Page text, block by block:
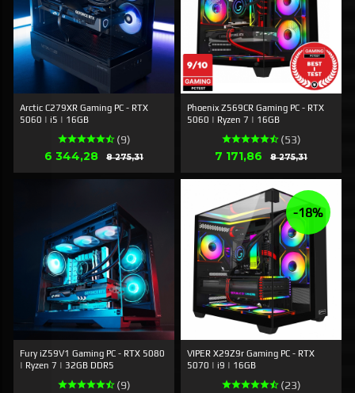
Arctic C279XR Gaming PC - RTX
5060 | i5 | 16GB
(9)
Tilbud
6 344,28 8 275,31Rabat
Phoenix Z569CR Gaming PC - RTX
5060 | Ryzen 7 | 16GB
(53)
Tilbud
7 171,86 8 275,31Rabat
Fury iZ59V1 Gaming PC - RTX 5080
| Ryzen 7 | 32GB DDR5
(9)
VIPER X29Z9r Gaming PC - RTX
5070 | i9 | 16GB
(23)
-18%